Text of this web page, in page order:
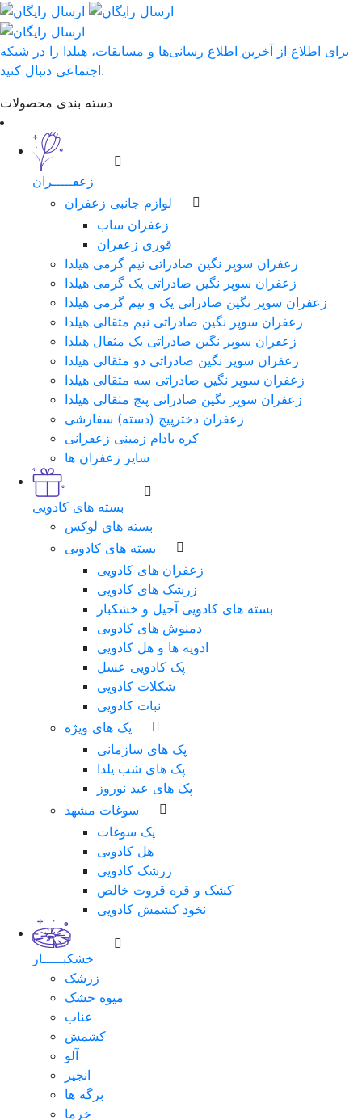
برای اطلاع از آخرین اطلاع رسانی‌ها و مسابقات، هیلدا را در شبکه
اجتماعی دنبال کنید.
دسته بندی محصولات
زعفـــــران
لوازم جانبی زعفران
زعفران ساب
قوری زعفران
زعفران سوپر نگین صادراتی نیم گرمی هیلدا
زعفران سوپر نگین صادراتی یک گرمی هیلدا
زعفران سوپر نگین صادراتی یک و نیم گرمی هیلدا
زعفران سوپر نگین صادراتی نیم مثقالی هیلدا
زعفران سوپر نگین صادراتی یک مثقال هیلدا
زعفران سوپر نگین صادراتی دو مثقالی هیلدا
زعفران سوپر نگین صادراتی سه مثقالی هیلدا
زعفران سوپر نگین صادراتی پنج مثقالی هیلدا
زعفران دخترپیچ (دسته) سفارشی
کره بادام زمینی زعفرانی
سایر زعفران ها
بسته های کادویی
بسته های لوکس
بسته های کادویی
زعفران های کادویی
زرشک های کادویی
بسته های کادویی آجیل و خشکبار
دمنوش های کادویی
ادویه ها و هل کادویی
پک کادویی عسل
شکلات کادویی
نبات کادویی
پک های ویژه
پک های سازمانی
پک های شب یلدا
پک های عید نوروز
سوغات مشهد
پک سوغات
هل کادویی
زرشک کادویی
کشک و قره قروت خالص
نخود کشمش کادویی
خشکبـــــار
زرشک
میوه خشک
عناب
کشمش
آلو
انجیر
برگه ها
خرما